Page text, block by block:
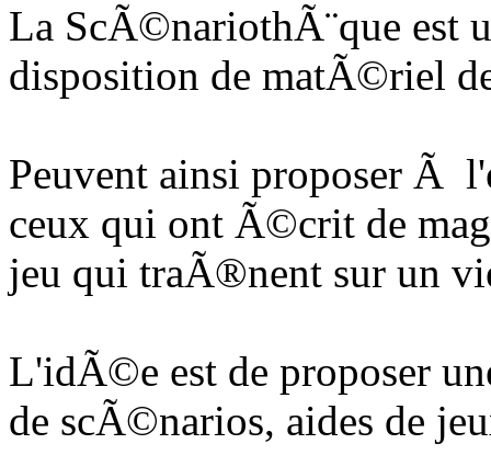
La ScÃ©nariothÃ¨que est
disposition de matÃ©riel
Peuvent ainsi proposer Ã
ceux qui ont Ã©crit de
jeu qui traÃ®nent sur un
L'idÃ©e est de proposer
de scÃ©narios, aides de